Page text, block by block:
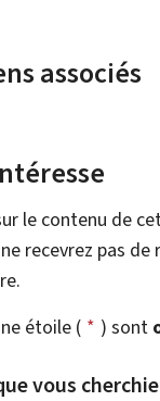
associés
le contenu de
recevrez pas
étoile ( * ) sont
vous